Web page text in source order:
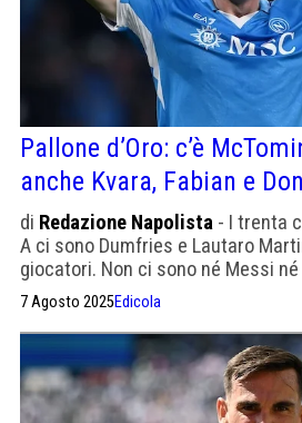
Pallone d’Oro: c’è
anche Kvara, Fabian e
di Redazione Napolista - I trenta
A ci sono Dumfries e Lautaro
giocatori. Non ci sono né Messi
7 Agosto 2025Edicola